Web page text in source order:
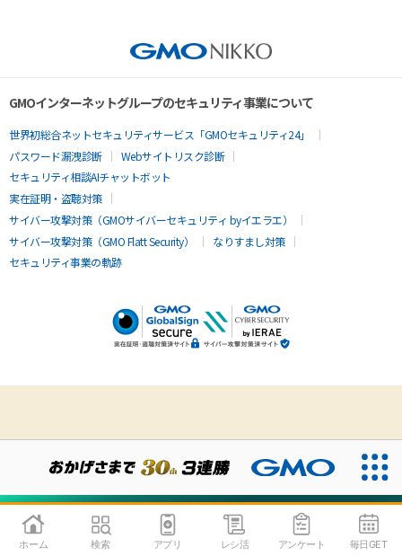
ホーム 検索 アプリ レシ活 アンケート 毎日GET
GMOインターネットグループのセキュリティ事業について
世界初総合ネットセキュリティサービス「GMOセキュリティ24」
パスワード漏洩診断
Webサイトリスク診断
セキュリティ相談AIチャットボット
実在証明・盗聴対策
サイバー攻撃対策（GMOサイバーセキュリティ byイエラエ）
サイバー攻撃対策（GMO Flatt Security）
なりすまし対策
セキュリティ事業の軌跡
無料診断